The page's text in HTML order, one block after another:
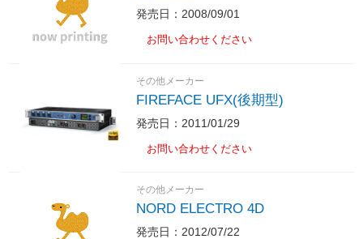
発売日：2008/09/01
お問い合わせください
その他メーカー
FIREFACE UFX(後期型)
発売日：2011/01/29
お問い合わせください
その他メーカー
NORD ELECTRO 4D
発売日：2012/07/22